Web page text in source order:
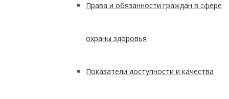
Права и обязанности граждан в сфере
охраны здоровья
Показатели доступности и качества